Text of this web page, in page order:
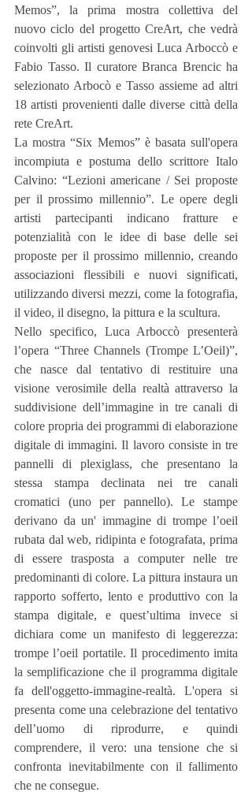
Memos”, la prima mostra collettiva del
nuovo ciclo del progetto CreArt, che vedrà
coinvolti gli artisti genovesi Luca Arboccò e
Fabio Tasso. Il curatore Branca Brencic ha
selezionato Arbocò e Tasso assieme ad altri
18 artisti provenienti dalle diverse città della
rete CreArt.
La mostra “Six Memos” è basata sull'opera
incompiuta e postuma dello scrittore Italo
Calvino: “Lezioni americane / Sei proposte
per il prossimo millennio”. Le opere degli
artisti partecipanti indicano fratture e
potenzialità con le idee di base delle sei
proposte per il prossimo millennio, creando
associazioni flessibili e nuovi significati,
utilizzando diversi mezzi, come la fotografia,
il video, il disegno, la pittura e la scultura.
Nello specifico, Luca Arboccò presenterà
l’opera “Three Channels (Trompe L’Oeil)”,
che nasce dal tentativo di restituire una
visione verosimile della realtà attraverso la
suddivisione dell’immagine in tre canali di
colore propria dei programmi di elaborazione
digitale di immagini. Il lavoro consiste in tre
pannelli di plexiglass, che presentano la
stessa stampa declinata nei tre canali
cromatici (uno per pannello). Le stampe
derivano da un' immagine di trompe l’oeil
rubata dal web, ridipinta e fotografata, prima
di essere trasposta a computer nelle tre
predominanti di colore. La pittura instaura un
rapporto sofferto, lento e produttivo con la
stampa digitale, e quest’ultima invece si
dichiara come un manifesto di leggerezza:
trompe l’oeil portatile. Il procedimento imita
la semplificazione che il programma digitale
fa dell'oggetto-immagine-realtà. L'opera si
presenta come una celebrazione del tentativo
dell’uomo di riprodurre, e quindi
comprendere, il vero: una tensione che si
confronta inevitabilmente con il fallimento
che ne consegue.